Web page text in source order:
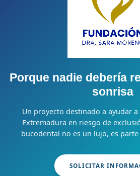
Porque nadie debería
sonrisa
Un proyecto destinado a ayudar
Extremadura en riesgo de
bucodental no es un lujo, es
SOLICITAR